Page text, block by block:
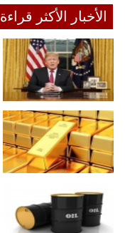
الأخبار الأكثر قراءة